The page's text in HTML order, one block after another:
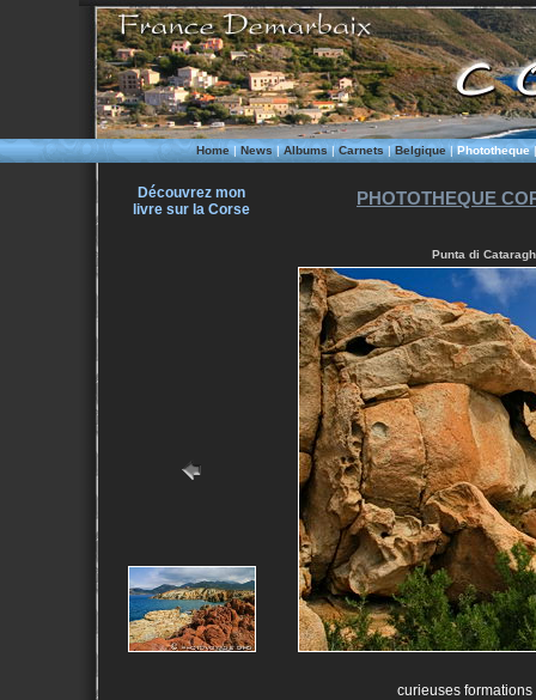
Home|News|Albums|Carnets|Belgique|Phototheque
Découvrez mon
livre sur la Corse
PHOTOTHEQUE
Punta di
curieuses